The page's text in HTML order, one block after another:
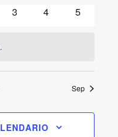
0
3
0
4
0
5
Sep